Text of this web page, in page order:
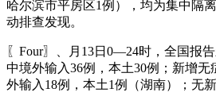
哈尔滨市平房区1例），均为集中隔
动排查发现。
〖Four〗、月13日0—24时，全国报
中境外输入36例，本土30例；新增无
外输入18例，本土1例（湖南）；无